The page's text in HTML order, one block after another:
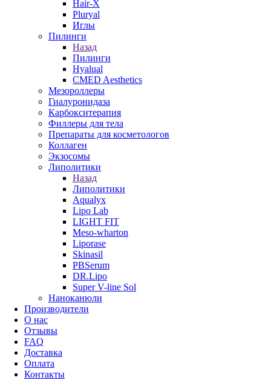
Hair-X
Pluryal
Иглы
Пилинги
Назад
Пилинги
Hyalual
CMED Aesthetics
Мезороллеры
Гиалуронидаза
Карбокситерапия
Филлеры для тела
Препараты для косметологов
Коллаген
Экзосомы
Липолитики
Назад
Липолитики
Aqualyx
Lipo Lab
LIGHT FIT
Meso-wharton
Liporase
Skinasil
PBSerum
DR.Lipo
Super V-line Sol
Наноканюли
Производители
О нас
Отзывы
FAQ
Доставка
Оплата
Контакты